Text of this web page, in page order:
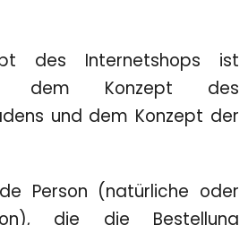
des Internetshops ist
dem Konzept des
und dem Konzept der
Person (natürliche oder
die die Bestellung